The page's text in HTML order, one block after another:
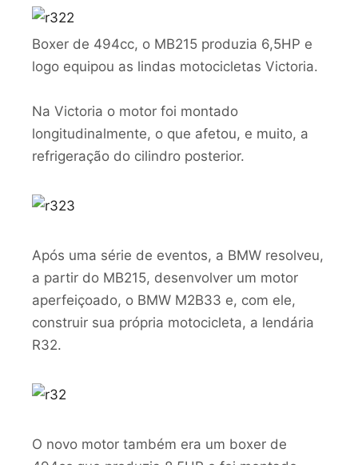
Boxer de 494cc, o MB215 produzia 6,5HP e
logo equipou as lindas motocicletas Victoria.
Na Victoria o motor foi montado
longitudinalmente, o que afetou, e muito, a
refrigeração do cilindro posterior.
Após uma série de eventos, a BMW resolveu,
a partir do MB215, desenvolver um motor
aperfeiçoado, o BMW M2B33 e, com ele,
construir sua própria motocicleta, a lendária
R32.
O novo motor também era um boxer de